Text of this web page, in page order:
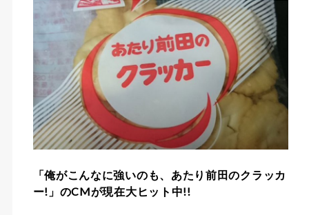
「俺がこんなに強いのも、あたり前田のクラッカ
ー!」のCMが現在大ヒット中!!